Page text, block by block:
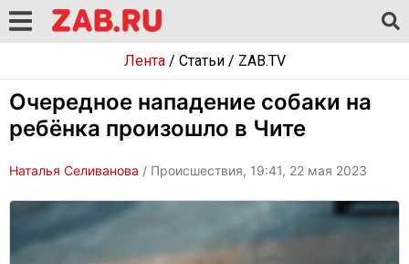
Лента/ Статьи/ ZAB.TV
Очередное нападение собаки на
ребёнка произошло в Чите
Наталья Селиванова / Происшествия, 19:41, 22 мая 2023